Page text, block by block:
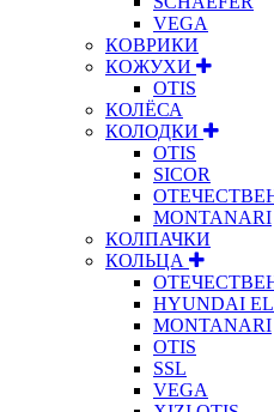
VEGA
КОВРИКИ
КОЖУХИ
OTIS
КОЛЁСА
КОЛОДКИ
OTIS
SICOR
MONTANARI
КОЛПАЧКИ
КОЛЬЦА
HYUNDAI
MONTANARI
OTIS
SSL
VEGA